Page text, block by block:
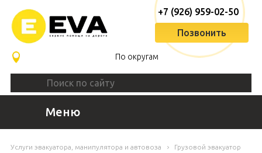
По округам
+7 (926) 959-02-50
Позвонить
Меню
Услуги эвакуатора, манипулятора и автовоза
Грузовой эвакуатор